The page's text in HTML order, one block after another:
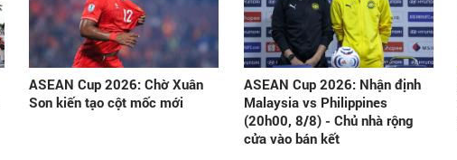
ASEAN Cup 2026: Chờ Xuân
Son kiến tạo cột mốc mới
ASEAN Cup 2026: Nhận định
Malaysia vs Philippines
(20h00, 8/8) - Chủ nhà rộng
cửa vào bán kết